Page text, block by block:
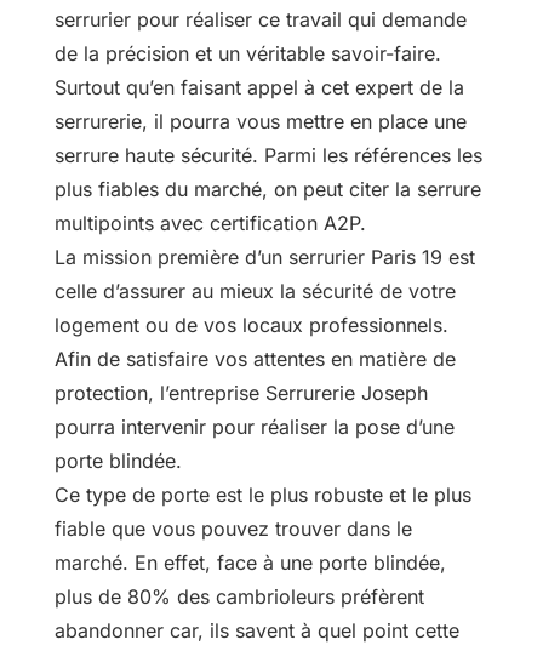
serrurier pour réaliser ce travail qui demande
de la précision et un véritable savoir-faire.
Surtout qu’en faisant appel à cet expert de la
serrurerie, il pourra vous mettre en place une
serrure haute sécurité. Parmi les références les
plus fiables du marché, on peut citer la serrure
multipoints avec certification A2P.
La mission première d’un serrurier Paris 19 est
celle d’assurer au mieux la sécurité de votre
logement ou de vos locaux professionnels.
Afin de satisfaire vos attentes en matière de
protection, l’entreprise Serrurerie Joseph
pourra intervenir pour réaliser la pose d’une
porte blindée.
Ce type de porte est le plus robuste et le plus
fiable que vous pouvez trouver dans le
marché. En effet, face à une porte blindée,
plus de 80% des cambrioleurs préfèrent
abandonner car, ils savent à quel point cette